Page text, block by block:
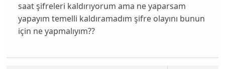
saat şifreleri kaldırıyorum ama ne yaparsam
yapayım temelli kaldıramadım şifre olayını bunun
için ne yapmalıyım??